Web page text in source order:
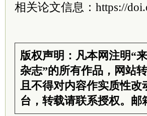
相关论文信息：https://
版权声明：凡本网注明“
杂志”的所有作品，网站
且不得对内容作实质性改
台，转载请联系授权。邮